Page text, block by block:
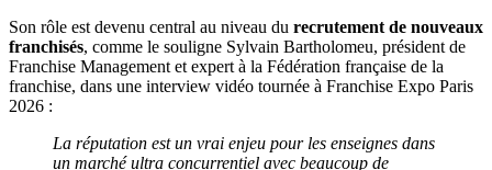
Son rôle est devenu central au niveau du recrutement de nouveaux
franchisés, comme le souligne Sylvain Bartholomeu, président de
Franchise Management et expert à la Fédération française de la
franchise, dans une interview vidéo tournée à Franchise Expo Paris
2026 :
La réputation est un vrai enjeu pour les enseignes dans
un marché ultra concurrentiel avec beaucoup de